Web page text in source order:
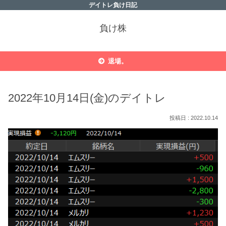
デイトレ負け日記
負け株
退場。
2022年10月14日(金)のデイトレ
2022.10.14